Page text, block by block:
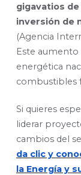
gigavatios
inversión de
(Agencia
Este
energética
combustibles
Si quieres
liderar
cambios del
da clic y
la Energía y